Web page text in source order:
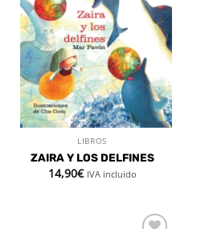
Añadir
a la
lista de
deseos
LIBROS
ZAIRA Y LOS DELFINES
14,90€ IVA incluido